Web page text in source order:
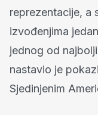
reprezentacije, a
izvođenjima
jednog od
nastavio je
Sjedinjenim